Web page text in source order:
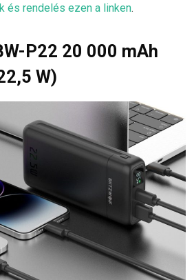
és rendelés ezen a linken.
P22 20 000 mAh
W)